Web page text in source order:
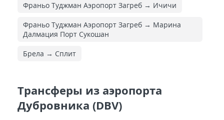
Франьо Туджман Аэропорт Загреб → Ичичи
Франьо Туджман Аэропорт Загреб → Марина
Далмация Порт Сукошан
Брела → Сплит
Трансферы из аэропорта
Дубровника (DBV)